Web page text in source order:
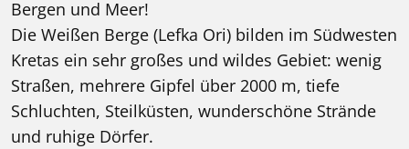
Bergen und Meer!
Die Weißen Berge (Lefka Ori) bilden im Südwesten
Kretas ein sehr großes und wildes Gebiet: wenig
Straßen, mehrere Gipfel über 2000 m, tiefe
Schluchten, Steilküsten, wunderschöne Strände
und ruhige Dörfer.